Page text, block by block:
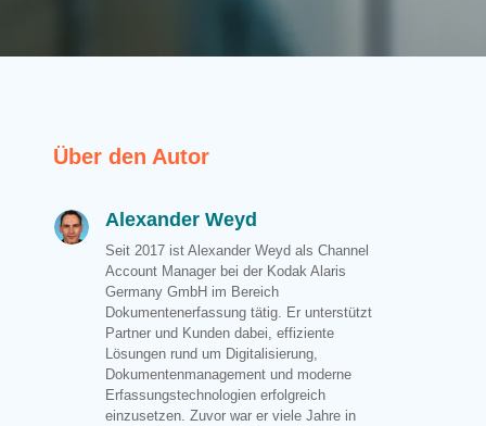
Über den Autor
Alexander Weyd
Seit 2017 ist Alexander Weyd als Channel
Account Manager bei der Kodak Alaris
Germany GmbH im Bereich
Dokumentenerfassung tätig. Er unterstützt
Partner und Kunden dabei, effiziente
Lösungen rund um Digitalisierung,
Dokumentenmanagement und moderne
Erfassungstechnologien erfolgreich
einzusetzen. Zuvor war er viele Jahre in